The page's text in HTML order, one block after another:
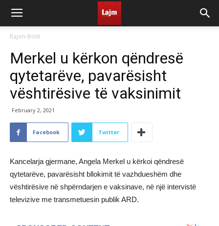
Rajon-Botë
Merkel u kërkon qëndresë
qytetarëve, pavarësisht
vështirësive të vaksinimit
February 2, 2021
Facebook Twitter
Kancelarja gjermane, Angela Merkel u kërkoi qëndresë
qytetarëve, pavarësisht bllokimit të vazhdueshëm dhe
vështirësive në shpërndarjen e vaksinave, në një intervistë
televizive me transmetuesin publik ARD.